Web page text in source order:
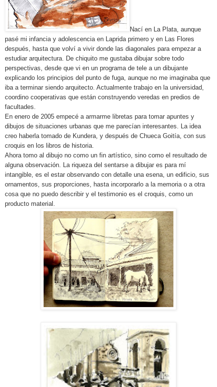
Nací en La Plata, aunque
pasé mi infancia y adolescencia en Laprida primero y en Las Flores
después, hasta que volví a vivir donde las diagonales para empezar a
estudiar arquitectura. De chiquito me gustaba dibujar sobre todo
perspectivas, desde que vi en un programa de tele a un dibujante
explicando los principios del punto de fuga, aunque no me imaginaba que
iba a terminar siendo arquitecto. Actualmente trabajo en la universidad,
coordino cooperativas que están construyendo veredas en predios de
facultades.
En enero de 2005 empecé a armarme libretas para tomar apuntes y
dibujos de situaciones urbanas que me parecían interesantes. La idea
creo haberla tomado de Kundera, y después de Chueca Goitía, con sus
croquis en los libros de historia.
Ahora tomo al dibujo no como un fin artístico, sino como el resultado de
alguna observación. La riqueza del sentarse a dibujar es para mí
intangible, es el estar observando con detalle una esena, un edificio, sus
ornamentos, sus proporciones, hasta incorporarlo a la memoria o a otra
cosa que no puedo describir y el testimonio es el croquis, como un
producto material.